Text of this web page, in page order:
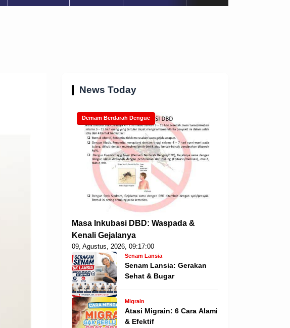
News Today
Demam Berdarah Dengue
Masa Inkubasi DBD: Waspada &
Kenali Gejalanya
09, Agustus, 2026, 09:17:00
Senam Lansia
Senam Lansia: Gerakan
Sehat & Bugar
Migrain
Atasi Migrain: 6 Cara Alami
& Efektif